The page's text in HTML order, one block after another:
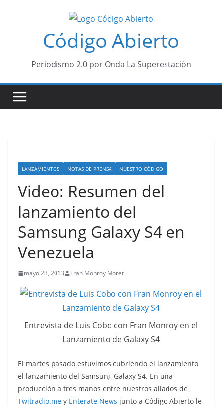
Código Abierto
Periodismo 2.0 por Onda La Superestación
LANZAMIENTOS NOTAS DE PRENSA NUESTRO CÓDIGO
Video: Resumen del
lanzamiento del
Samsung Galaxy S4 en
Venezuela
mayo 23, 2013 Fran Monroy Moret
Entrevista de Luis Cobo con Fran Monroy en el
Lanzamiento de Galaxy S4
El martes pasado estuvimos cubriendo el lanzamiento
el lanzamiento del Samsung Galaxy S4. En una
producción a tres manos entre nuestros aliados de
Twitradio.me y Enterate News junto a Código Abierto le